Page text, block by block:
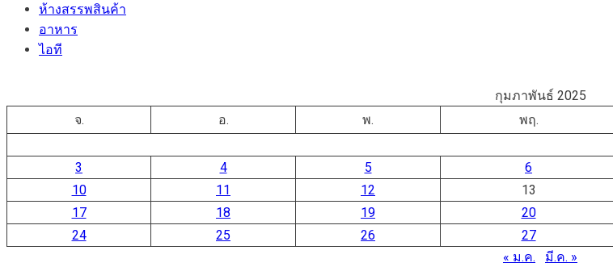
ห้างสรรพสินค้า
อาหาร
ไอที
กุมภาพันธ์ 2025
จ.
อ. พ. พฤ.
3
4 5 6
10
11 12 13
17
18 19 20
24
25 26 27
« ม.ค.
มี.ค. »